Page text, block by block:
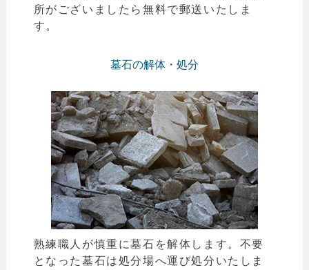
所がございましたら無料で郵送いたしま
す。
墓石の解体・処分
熟練職人が慎重に墓石を解体します。不要
となった墓石は処分場へ運び処分いたしま